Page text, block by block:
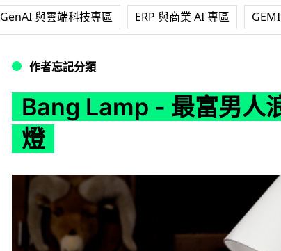
GenAI 與雲端科技專區 ERP 與商業 AI 專區
作者忘記分類
Bang Lamp - 最富男人
燈